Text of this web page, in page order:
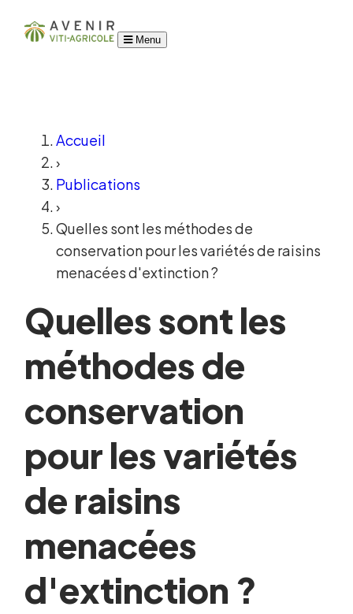
Menu
Accueil
›
Publications
›
Quelles sont les méthodes de
conservation pour les variétés de raisins
menacées d'extinction ?
Quelles sont les
méthodes de
conservation
pour les variétés
de raisins
menacées
d'extinction ?